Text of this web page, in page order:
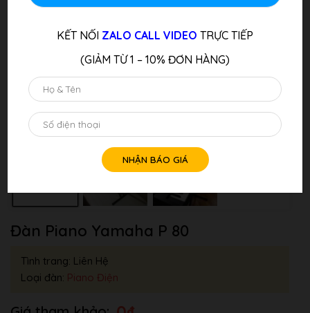
Đàn Piano Yamaha P 80
Tình trang: Liên Hệ
Loại đàn: Piano Điện
KẾT NỐI ZALO CALL VIDEO TRỰC TIẾP
(GIẢM TỪ 1 – 10% ĐƠN HÀNG)